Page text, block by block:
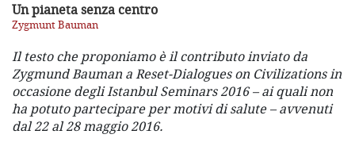
Un pianeta senza centro
Zygmunt Bauman
Il testo che proponiamoè il contributo inviato da
Zygmund Bauman a Reset-Dialogues on Civilizations in
occasione degli Istanbul Seminars 2016 – ai quali non
ha potuto partecipare per motivi di salute – avvenuti
dal 22 al 28 maggio 2016.